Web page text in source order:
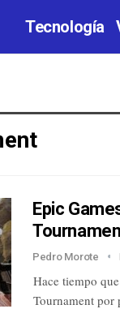
Tecnología
Epic
Pedro Morote
Hace tiempo
Tournament por